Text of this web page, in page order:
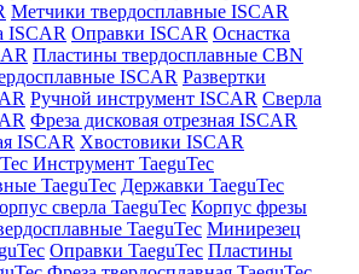
Метчики твердосплавные ISCAR
ISCAR Оправки ISCAR Оснастка
Пластины твердосплавные CBN
ISCAR Развертки
Ручной инструмент ISCAR Сверла
Фреза дисковая отрезная ISCAR
ISCAR Хвостовики ISCAR
Инструмент TaeguTec
TaeguTec Державки TaeguTec
сверла TaeguTec Корпус фрезы
TaeguTec Минирезец
Оправки TaeguTec Пластины